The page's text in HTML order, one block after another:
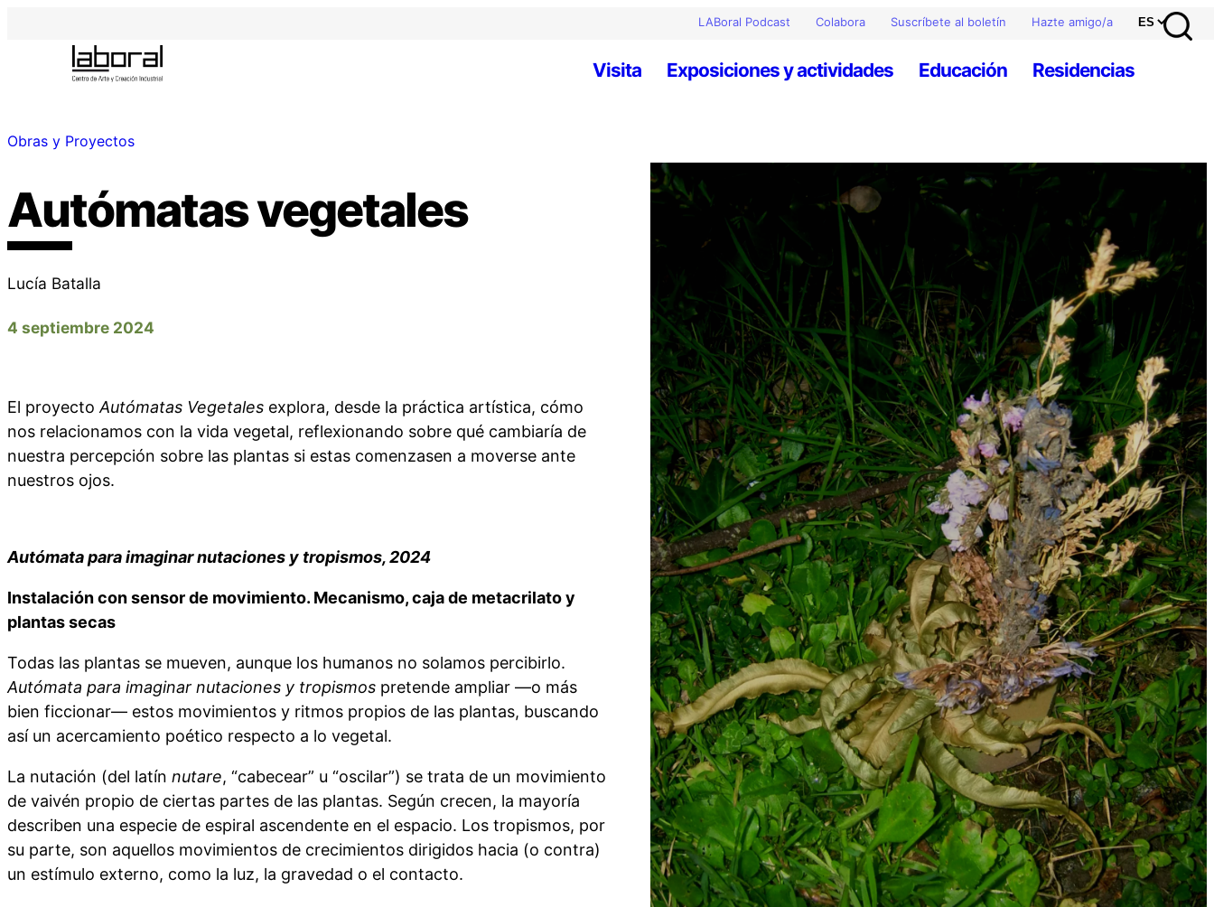
LABoral Podcast Colabora Suscríbete al boletín Hazte amigo/a
Visita Exposiciones y actividades Educación Residencias
Obras y Proyectos
Autómatas vegetales
Lucía Batalla
4 septiembre 2024
El proyecto Autómatas Vegetales explora, desde la práctica artística, cómo
nos relacionamos con la vida vegetal, reflexionando sobre qué cambiaría de
nuestra percepción sobre las plantas si estas comenzasen a moverse ante
nuestros ojos.
Autómata para imaginar nutaciones y tropismos, 2024
Instalación con sensor de movimiento. Mecanismo, caja de metacrilato y
plantas secas
Todas las plantas se mueven, aunque los humanos no solamos percibirlo.
Autómata para imaginar nutaciones y tropismos pretende ampliar —o más
bien ficcionar— estos movimientos y ritmos propios de las plantas, buscando
así un acercamiento poético respecto a lo vegetal.
La nutación (del latín nutare, “cabecear” u “oscilar”) se trata de un movimiento
de vaivén propio de ciertas partes de las plantas. Según crecen, la mayoría
describen una especie de espiral ascendente en el espacio. Los tropismos, por
su parte, son aquellos movimientos de crecimientos dirigidos hacia (o contra)
un estímulo externo, como la luz, la gravedad o el contacto.